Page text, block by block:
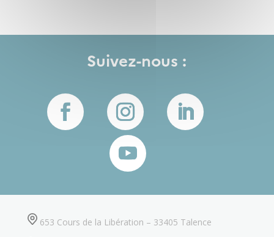
Suivez-nous :
653 Cours de la Libération – 33405 Talence